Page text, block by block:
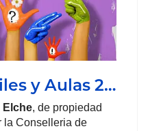
y Aulas 2…
Elche, de propiedad
la Conselleria de